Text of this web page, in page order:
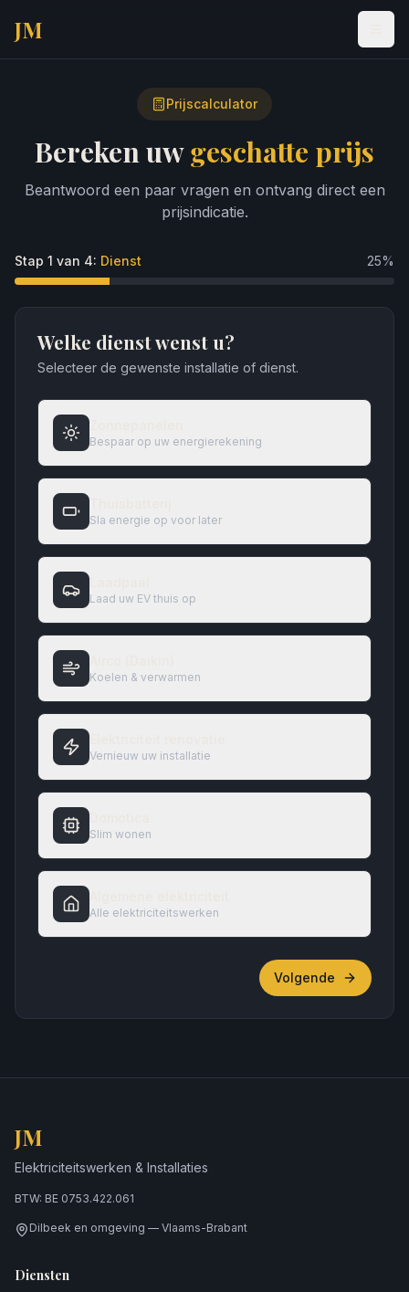
JM
Prijscalculator
Bereken uwgeschatte prijs
Beantwoord een paar vragen en ontvang direct een
prijsindicatie.
Stap 1 van 4: Dienst 25%
Welke dienst wenst u?
Selecteer de gewenste installatie of dienst.
Bespaar op uw energierekening
Sla energie op voor later
Laad uw EV thuis op
Koelen & verwarmen
Vernieuw uw installatie
Slim wonen
Alle elektriciteitswerken
Volgende
JM
Elektriciteitswerken & Installaties
BTW: BE 0753.422.061
Dilbeek en omgeving — Vlaams-Brabant
Diensten